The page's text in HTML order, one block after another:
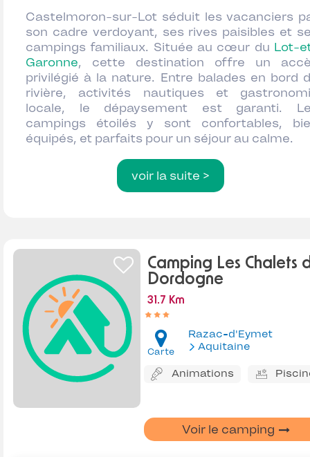
Castelmoron-sur-Lot séduit les vacanciers
son cadre verdoyant, ses rives paisibles et
campings familiaux. Située au cœur du Lot-
Garonne, cette destination offre un
privilégié à la nature. Entre balades en bord
rivière, activités nautiques et
locale, le dépaysement est garanti.
campings étoilés y sont confortables,
équipés, et parfaits pour un séjour au calme.
voir la suite >
Camping Les Chalets
Dordogne
31.7 Km
Carte
Razac-d'Eymet
Aquitaine
Animations
Voir le camping